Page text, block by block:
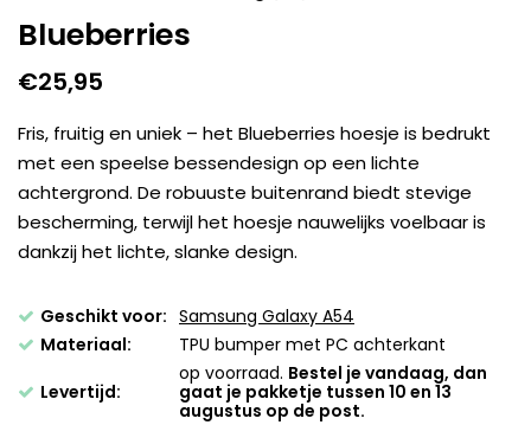
Blueberries
€25,95
Fris, fruitig en uniek – het Blueberries hoesje is bedrukt
met een speelse bessendesign op een lichte
achtergrond. De robuuste buitenrand biedt stevige
bescherming, terwijl het hoesje nauwelijks voelbaar is
dankzij het lichte, slanke design.
Geschikt voor: Samsung Galaxy A54
Materiaal:
TPU bumper met PC achterkant
Levertijd:
op voorraad. Bestel je vandaag, dan
gaat je pakketje tussen 10 en 13
augustus op de post.